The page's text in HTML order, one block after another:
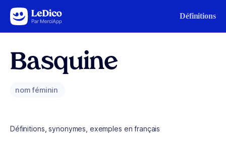
Aller au contenu Définitions
Basquine
nom féminin
Définitions, synonymes, exemples en français